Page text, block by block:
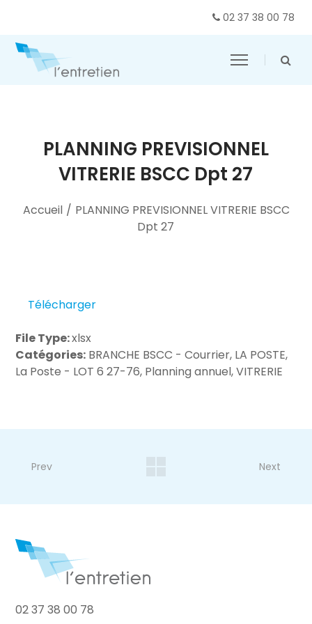
02 37 38 00 78
PLANNING PREVISIONNEL
VITRERIE BSCC Dpt 27
Accueil / PLANNING PREVISIONNEL VITRERIE BSCC
Dpt 27
Télécharger
File Type:xlsx
Catégories: BRANCHE BSCC - Courrier, LA POSTE,
La Poste - LOT 6 27-76, Planning annuel, VITRERIE
Prev Next
02 37 38 00 78